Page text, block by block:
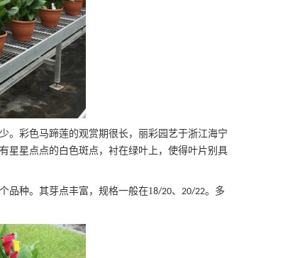
。彩色马蹄莲的观赏期很长，丽彩园艺于浙江海宁
星星点点的白色斑点，衬在绿叶上，使得叶片别具
品种。其芽点丰富，规格一般在18/20、 20/22。 多